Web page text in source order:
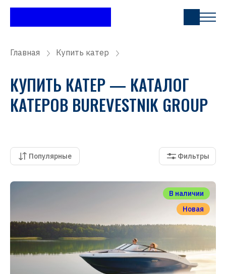
Главная Купить катер
КУПИТЬ КАТЕР — КАТАЛОГ
КАТЕРОВ BUREVESTNIK GROUP
Фильтры
Популярные
В наличии
Новая